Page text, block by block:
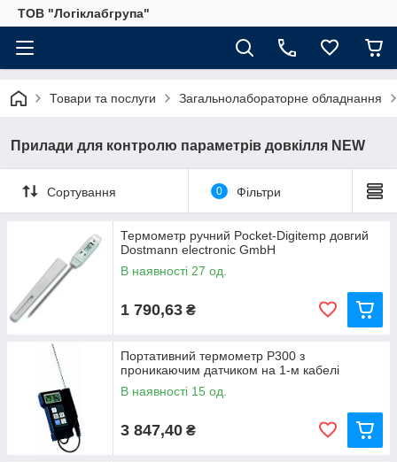
ТОВ "Логіклабгрупа"
Товари та послуги Загальнолабораторне обладнання
Прилади для контролю параметрів довкілля NEW
Сортування 0 Фільтри
Термометр ручний Pocket-Digitemp довгий
Dostmann electronic GmbH
В наявності 27 од.
1 790,63 ₴
Портативний термометр Р300 з
проникаючим датчиком на 1-м кабелі
В наявності 15 од.
3 847,40 ₴